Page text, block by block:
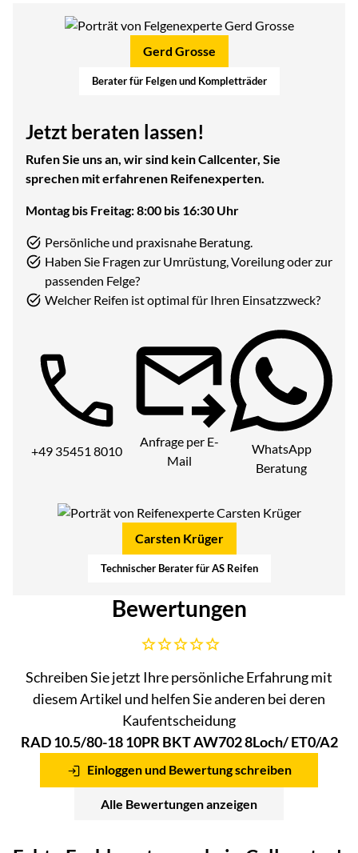
Gerd Grosse
Berater für Felgen und Kompletträder
Jetzt beraten lassen!
Rufen Sie uns an, wir sind kein Callcenter, Sie
sprechen mit erfahrenen Reifenexperten.
Montag bis Freitag: 8:00 bis 16:30 Uhr
Persönliche und praxisnahe Beratung.
Haben Sie Fragen zur Umrüstung, Voreilung oder zur
passenden Felge?
Welcher Reifen ist optimal für Ihren Einsatzzweck?
Telefon:
+49 35451 8010
Anfrage per E-
Mail
WhatsApp
Beratung
Carsten Krüger
Technischer Berater für AS Reifen
Bewertungen
Noch keine Bewertungen abgegeben
Schreiben Sie jetzt Ihre persönliche Erfahrung mit
diesem Artikel und helfen Sie anderen bei deren
Kaufentscheidung
RAD 10.5/80-18 10PR BKT AW702 8Loch/ ET0/A2
Einloggen und Bewertung schreiben
Alle Bewertungen anzeigen